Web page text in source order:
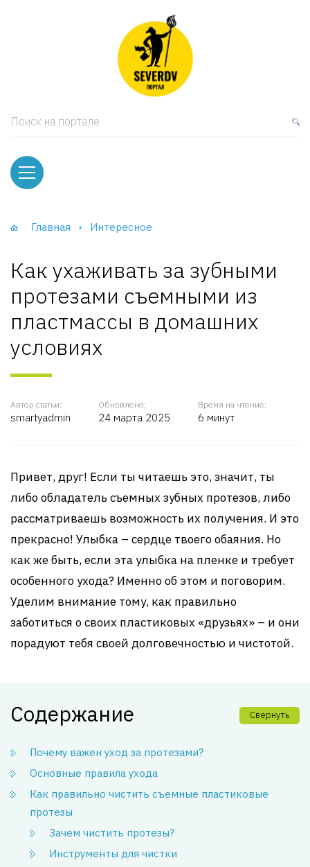
Поиск на портале
Главная Интересное
Как ухаживать за зубными
протезами съемными из
пластмассы в домашних
условиях
Автор статьи:
smartyadmin
Обновлено:
24 марта 2025
Время на чтение:
6 минут
Привет, друг! Если ты читаешь это, значит, ты
либо обладатель съемных зубных протезов, либо
рассматриваешь возможность их получения. И это
прекрасно! Улыбка – сердце твоего обаяния. Но
как же быть, если эта улыбка на пленке и требует
особенного ухода? Именно об этом и поговорим.
Уделим внимание тому, как правильно
заботиться о своих пластиковых «друзьях» – и они
порадуют тебя своей долговечностью и чистотой.
Содержание Свернуть
Почему важен уход за протезами?
Основные правила ухода
Как правильно чистить съемные пластиковые
протезы
Зачем чистить протезы?
Инструменты для чистки
и тумбы